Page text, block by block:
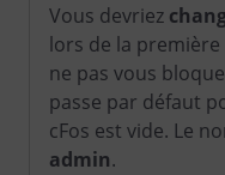
Vous devriez
lors de la
ne pas vous
passe par défaut
cFos est vide. Le
admin.